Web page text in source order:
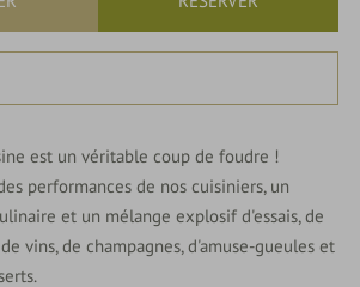
est un véritable coup de foudre !
performances de nos cuisiniers, un
et un mélange explosif d'essais, de
vins, de champagnes, d'amuse-gueules et